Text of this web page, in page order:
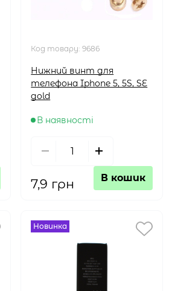
Код товару:9686
Нижний винт для
телефона Iphone 5, 5S, SE
gold
В наявності
7,9 грн В кошик
Новинка